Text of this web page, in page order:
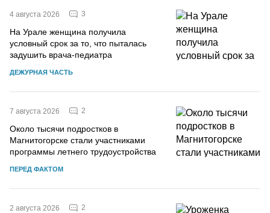
4 августа 2026 3
На Урале женщина получила
условный срок за то, что пыталась
задушить врача-педиатра
ДЕЖУРНАЯ ЧАСТЬ
7 августа 2026 2
Около тысячи подростков в
Магнитогорске стали участниками
программы летнего трудоустройства
ПЕРЕД ФАКТОМ
2 августа 2026 2